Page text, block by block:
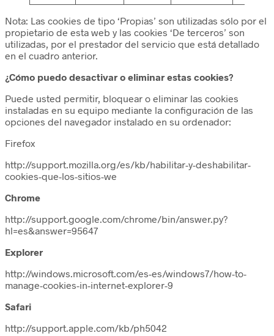
Nota: Las cookies de tipo ‘Propias’ son utilizadas sólo por el
propietario de esta web y las cookies ‘De terceros’ son
utilizadas, por el prestador del servicio que está detallado
en el cuadro anterior.
¿Cómo puedo desactivar o eliminar estas cookies?
Puede usted permitir, bloquear o eliminar las cookies
instaladas en su equipo mediante la configuración de las
opciones del navegador instalado en su ordenador:
Firefox
http://support.mozilla.org/es/kb/habilitar-y-deshabilitar-
cookies-que-los-sitios-we
Chrome
http://support.google.com/chrome/bin/answer.py?
hl=es&answer=95647
Explorer
http://windows.microsoft.com/es-es/windows7/how-to-
manage-cookies-in-internet-explorer-9
Safari
http://support.apple.com/kb/ph5042